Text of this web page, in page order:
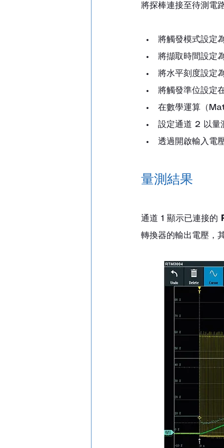
將探棒連接至待測電
將觸發模式設定
將擷取時間設定
將水平刻度設定
將觸發準位設定
在數學運算（
設定通道 2 以量
透過開啟輸入電
量測結果
通道 1 顯示已連接的
轉換器的輸出電壓，